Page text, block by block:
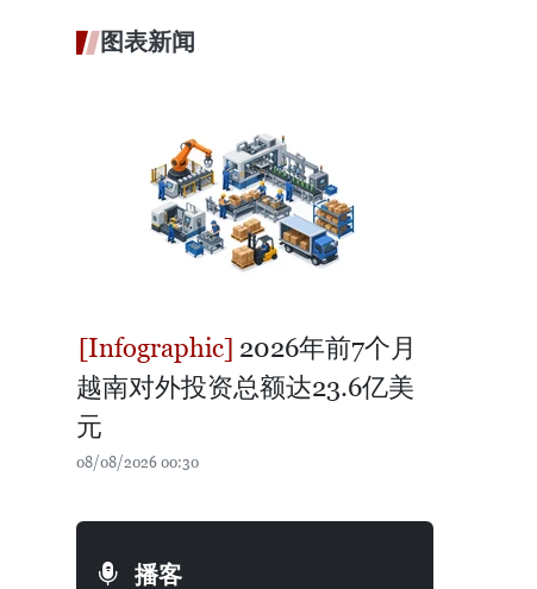
图表新闻
2026年前7个月
越南对外投资总额达23.6亿美
元
08/08/2026 00:30
播客